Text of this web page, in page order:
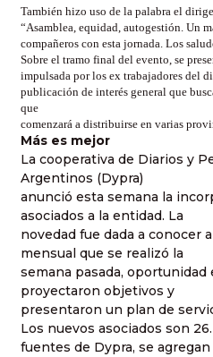
También hizo uso de la palabra el
“Asamblea, equidad, autogestión. Un
compañeros con esta jornada. Los
Sobre el tramo final del evento, se
impulsada por los ex trabajadores del
publicación de interés general que
que
comenzará a distribuirse en varias
Más es mejor
La cooperativa de Diarios y
Argentinos (Dypra)
anunció esta semana la
asociados a la entidad. La
novedad fue dada a conocer
mensual que se realizó la
semana pasada,
proyectaron objetivos y
presentaron un plan de
Los nuevos asociados son
fuentes de Dypra, se agregan